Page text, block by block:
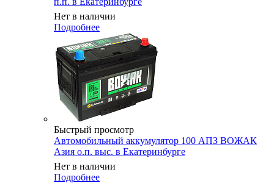
Нет в наличии
Подробнее
Быстрый просмотр
Автомобильный аккумулятор 100 АПЗ ВОЖАК
Азия о.п. выс. в Екатеринбурге
Нет в наличии
Подробнее